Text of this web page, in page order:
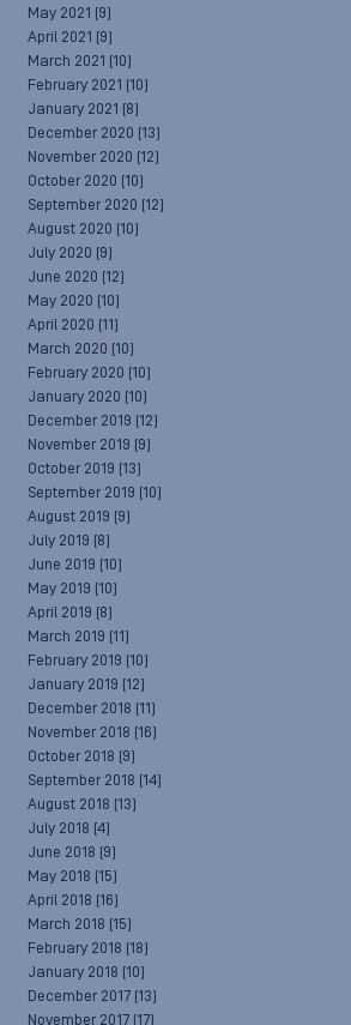
May 2021 (9)
April 2021 (9)
March 2021 (10)
February 2021 (10)
January 2021 (8)
December 2020 (13)
November 2020 (12)
October 2020 (10)
September 2020 (12)
August 2020 (10)
July 2020 (9)
June 2020 (12)
May 2020 (10)
April 2020 (11)
March 2020 (10)
February 2020 (10)
January 2020 (10)
December 2019 (12)
November 2019 (9)
October 2019 (13)
September 2019 (10)
August 2019 (9)
July 2019 (8)
June 2019 (10)
May 2019 (10)
April 2019 (8)
March 2019 (11)
February 2019 (10)
January 2019 (12)
December 2018 (11)
November 2018 (16)
October 2018 (9)
September 2018 (14)
August 2018 (13)
July 2018 (4)
June 2018 (9)
May 2018 (15)
April 2018 (16)
March 2018 (15)
February 2018 (18)
January 2018 (10)
December 2017 (13)
November 2017 (17)